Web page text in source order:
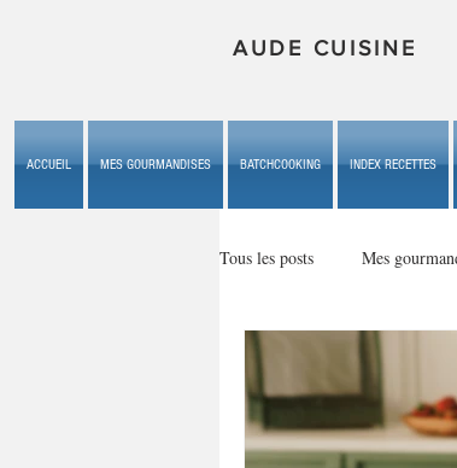
AUDE CUISINE
ACCUEIL MES GOURMANDISES BATCHCOOKING INDEX RECETTES
Tous les posts Mes
Mes gourmandises - les
Mes gourmandises -